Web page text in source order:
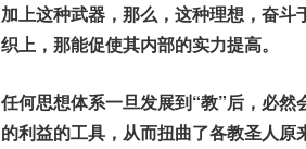
加上这种武器，那么，这种理想，奋
织上，那能促使其内部的实力提高。
任何思想体系一旦发展到“教”后，必
的利益的工具，从而扭曲了各教圣人